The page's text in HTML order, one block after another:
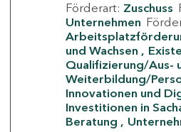
Förderart: Zuschuss
Unternehmen
und Wachsen
Qualifizierung/Aus-
Weiterbildung/
Innovationen und
Investitionen in
Beratung